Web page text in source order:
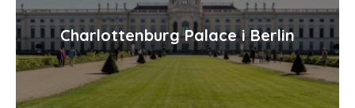
Charlottenburg Palace i Berlin